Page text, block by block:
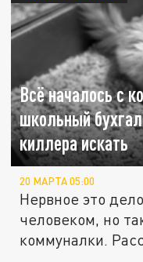
Всё началось с
школьный
киллера искать
20 МАРТА 05:00
Нервное это
человеком, но
коммуналки.